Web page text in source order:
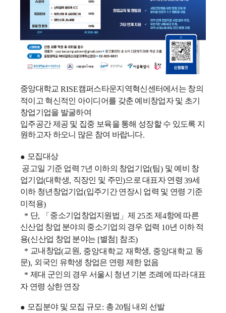
중앙대학교 RISE캠퍼스타운지역혁신센터에서는 창의
적이고 혁신적인 아이디어를 갖춘 예비창업자 및 초기
창업기업을 발굴하여
입주공간 제공 및 집중 보육을 통해 성장할 수 있도록 지
원하고자 하오니 많은 참여 바랍니다.
● 모집대상
공고일 기준 업력 7년 이하의 창업기업(팀) 및 예비 창
업기업(대학생, 직장인 및 주민)으로 대표자 연령 39세
이하 청년창업기업(입주기간 연장시 업력 및 연령 기준
미적용)
* 단, 「 중소기업창업지원법 」제 25조 제 4항에 따른
신산업 창업 분야의 중소기업의 경우 업력 10년 이하 적
용(신산업 창업 분야는 [별첨] 참조)
* 교내창업(교원, 중앙대학교 재 학생, 중앙대학교 동
문), 외국인 유학생 창업은 연령 제한 없음
* 제대 군인의 경우 서울시 청년 기본 조례에 따라 대표
자 연령 상한 연장
● 모집분야 및 모집 규모 : 총 20팀 내외 선발